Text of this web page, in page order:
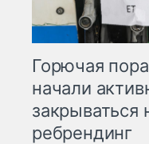
Горючая
начали
закрываться
ребрендинг